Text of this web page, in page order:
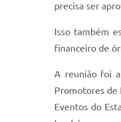
precisa ser
Isso também
financeiro de
A reunião foi
Promotores de
Eventos do